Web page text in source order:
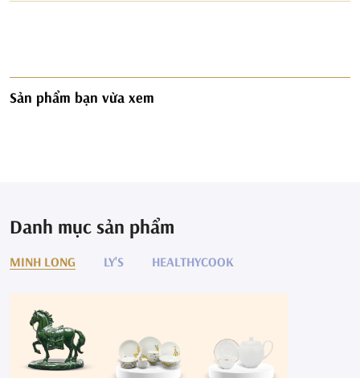
Sản phẩm bạn vừa xem
Danh mục sản phẩm
MINH LONG LY'S HEALTHYCOOK